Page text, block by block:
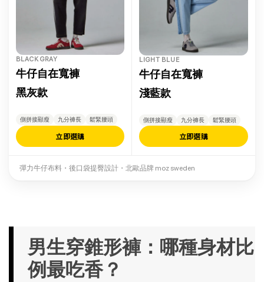
BLACK GRAY
牛仔自在寬褲
黑灰款
側拼接顯瘦 九分褲長 鬆緊腰頭
立即選購
LIGHT BLUE
牛仔自在寬褲
淺藍款
側拼接顯瘦 九分褲長 鬆緊腰頭
立即選購
彈力牛仔布料・後口袋提臀設計・北歐品牌 moz sweden
男生穿錐形褲：哪種身材比
例最吃香？